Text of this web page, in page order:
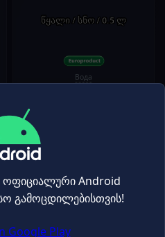
წყალი / სნო / 0.5 ლ
Вода
-20%
ოფიციალური Android
გამოცდილებისთვის!